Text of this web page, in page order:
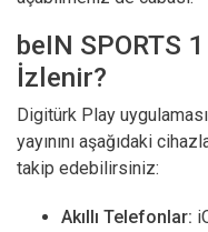
beIN SPORTS
İzlenir?
Digitürk Play
yayınını aşağıdaki
takip edebilirsiniz:
Akıllı Telefonlar: